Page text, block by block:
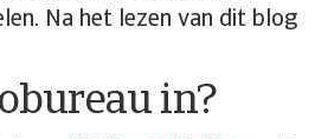
Na het lezen van dit blog
in?